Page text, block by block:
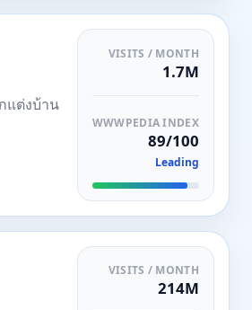
แต่งบ้าน
VISITS / MONTH
1.7M
WWWPEDIA INDEX
89/100
Leading
VISITS / MONTH
214M